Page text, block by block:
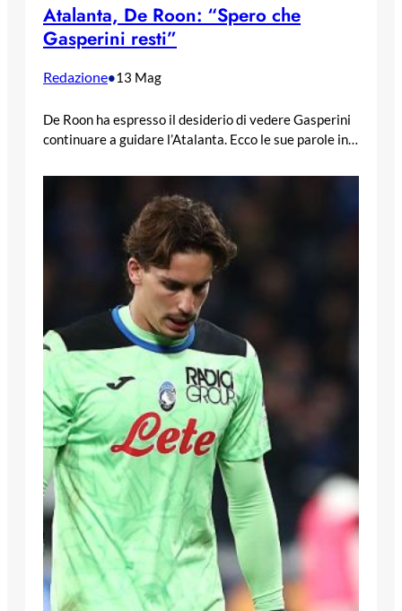
Atalanta, De Roon: “Spero che
Gasperini resti”
Redazione•13 Mag
De Roon ha espresso il desiderio di vedere Gasperini
continuare a guidare l’Atalanta. Ecco le sue parole in…